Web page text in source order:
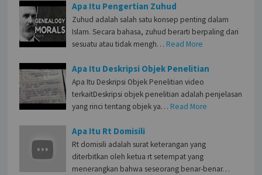
Apa Itu Pengertian Zuhud
Zuhud adalah salah satu konsep penting dalam
Islam. Secara bahasa, zuhud berarti berpaling dari
sesuatu atau tidak mengh… Read More
Apa Itu Deskripsi Objek Penelitian
Apa Itu Deskripsi Objek Penelitian video
terkaitDeskripsi objek penelitian adalah penjelasan
yang rinci tentang objek ya… Read More
Apa Itu Rt Domisili
Rt domisili adalah surat keterangan yang
diterbitkan oleh ketua rt setempat yang
menerangkan bahwa seseorang benar-benar…